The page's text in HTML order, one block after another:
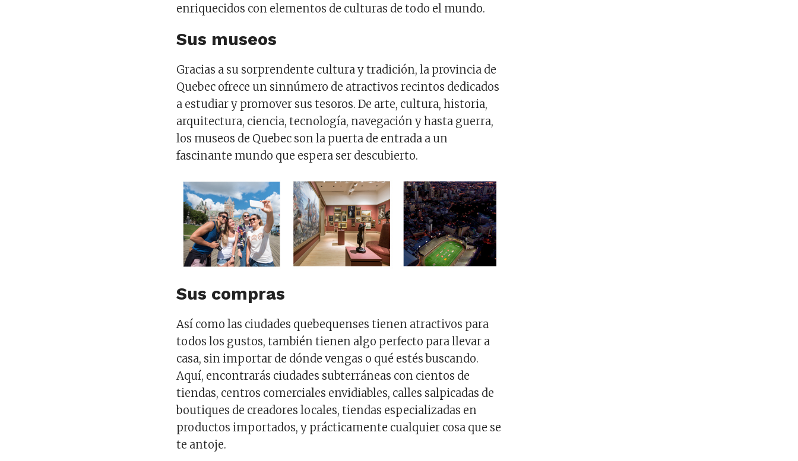
enriquecidos con elementos de culturas de todo el mundo.
Sus museos
Gracias a su sorprendente cultura y tradición, la provincia de
Quebec ofrece un sinnúmero de atractivos recintos dedicados
a estudiar y promover sus tesoros. De arte, cultura, historia,
arquitectura, ciencia, tecnología, navegación y hasta guerra,
los museos de Quebec son la puerta de entrada a un
fascinante mundo que espera ser descubierto.
Sus compras
Así como las ciudades quebequenses tienen atractivos para
todos los gustos, también tienen algo perfecto para llevar a
casa, sin importar de dónde vengas o qué estés buscando.
Aquí, encontrarás ciudades subterráneas con cientos de
tiendas, centros comerciales envidiables, calles salpicadas de
boutiques de creadores locales, tiendas especializadas en
productos importados, y prácticamente cualquier cosa que se
te antoje.